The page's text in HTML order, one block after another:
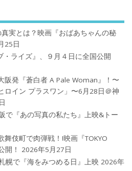
実とは？映画『おばあちゃんの秘
25日
ライズ』、９月４日に全国公開
阪発『蒼白者 A Pale Woman』！〜
ロイン プラスワン」〜6月28日＠神
で『あの写真の私たち』上映&トー
伎町で肉弾戦！!映画『TOKYO
開！
2026年5月27日
幌で『海をみつめる日』上映 2026年